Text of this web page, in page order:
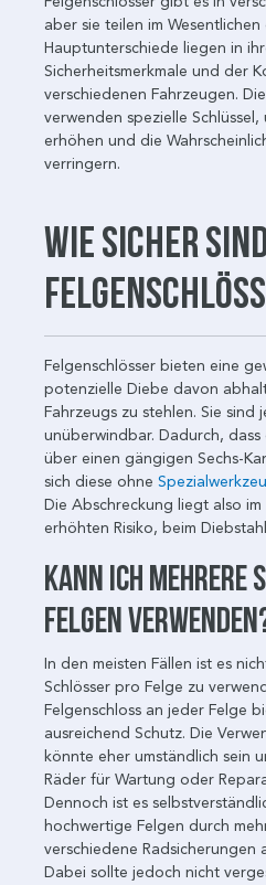
aber sie teilen im
Hauptunterschiede liegen in
Sicherheitsmerkmale und der
verschiedenen Fahrzeugen.
verwenden spezielle
erhöhen und die
verringern.
Wie sicher
Felgenschlösser bieten eine
potenzielle Diebe davon
Fahrzeugs zu stehlen. Sie sind
unüberwindbar. Dadurch,
über einen gängigen Sechs-
sich diese ohne
Die Abschreckung liegt also
erhöhten Risiko, beim
Kann ich mehrere
Felgen
In den meisten Fällen ist es
Schlösser pro Felge zu
Felgenschloss an jeder Felge
ausreichend Schutz. Die
könnte eher umständlich sein
Räder für Wartung oder
Dennoch ist es
hochwertige Felgen durch
verschiedene Radsicherungen
Dabei sollte jedoch nicht